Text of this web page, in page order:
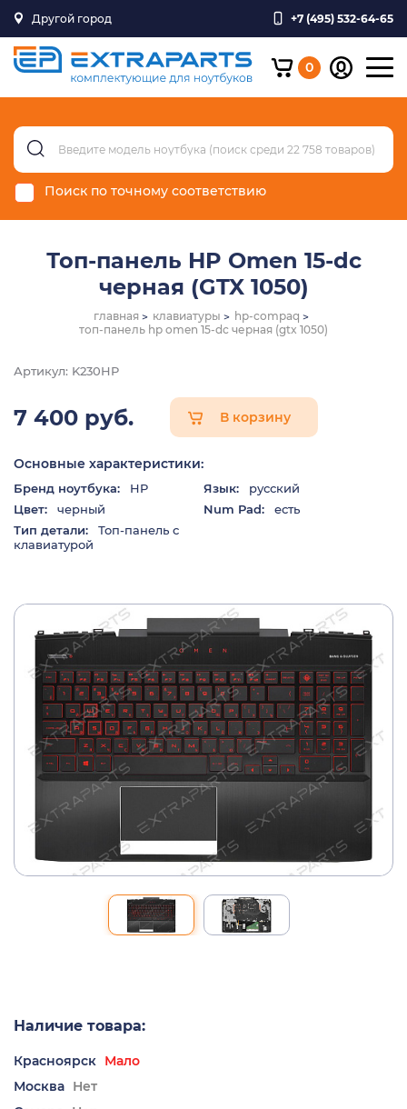
Другой город +7 (495) 532-64-65
0
Поиск по точному соответствию
Топ-панель HP Omen 15-dc
черная (GTX 1050)
главная клавиатуры
hp-compaq
топ-панель hp omen 15-dc черная (gtx 1050)
Артикул: K230HP
7 400 руб. В корзину
Основные характеристики:
Бренд ноутбука: HP Язык:
русский
Цвет:
черный Num Pad:
есть
Тип детали:
Топ-панель с
клавиатурой
Наличие товара:
Красноярск Мало
Москва Нет